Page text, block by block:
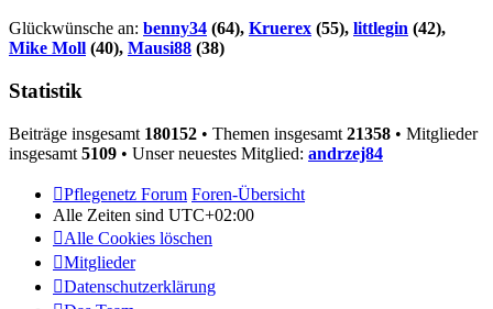
Glückwünsche an: benny34 (64), Kruerex (55), littlegin (42),
Mike Moll (40), Mausi88 (38)
Statistik
Beiträge insgesamt 180152 • Themen insgesamt 21358 • Mitglieder
insgesamt 5109 • Unser neuestes Mitglied: andrzej84
Pflegenetz Forum Foren-Übersicht
Alle Zeiten sind UTC+02:00
Alle Cookies löschen
Mitglieder
Datenschutzerklärung